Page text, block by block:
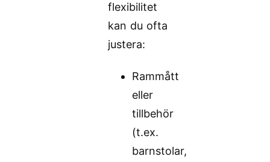
flexibilitet
kan du ofta
justera:
Rammått
eller
tillbehör
(t.ex.
barnstolar,